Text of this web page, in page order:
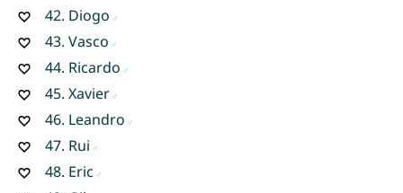
42. Diogo
43. Vasco
44. Ricardo
45. Xavier
46. Leandro
47. Rui
48. Eric